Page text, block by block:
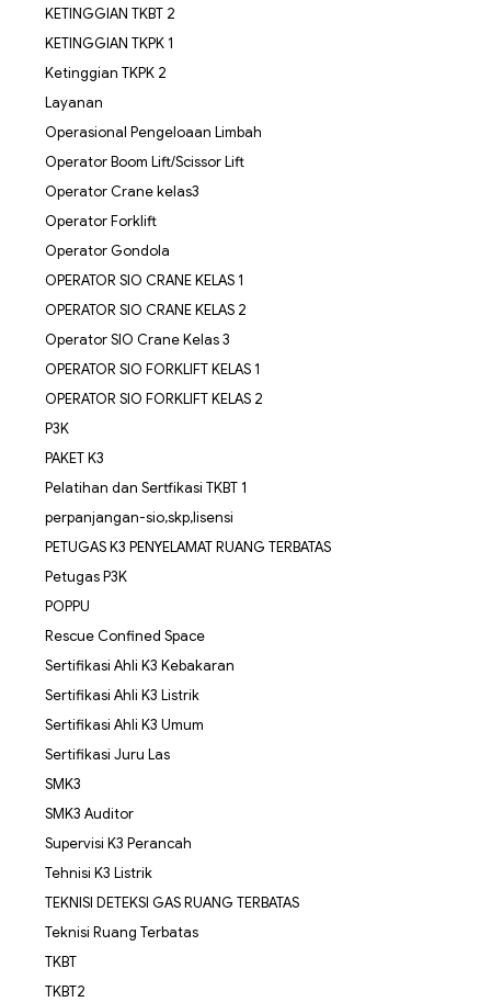
KETINGGIAN TKBT 2
KETINGGIAN TKPK 1
Ketinggian TKPK 2
Layanan
Operasional Pengeloaan Limbah
Operator Boom Lift/Scissor Lift
Operator Crane kelas3
Operator Forklift
Operator Gondola
OPERATOR SIO CRANE KELAS 1
OPERATOR SIO CRANE KELAS 2
Operator SIO Crane Kelas 3
OPERATOR SIO FORKLIFT KELAS 1
OPERATOR SIO FORKLIFT KELAS 2
P3K
PAKET K3
Pelatihan dan Sertfikasi TKBT 1
perpanjangan-sio,skp,lisensi
PETUGAS K3 PENYELAMAT RUANG TERBATAS
Petugas P3K
POPPU
Rescue Confined Space
Sertifikasi Ahli K3 Kebakaran
Sertifikasi Ahli K3 Listrik
Sertifikasi Ahli K3 Umum
Sertifikasi Juru Las
SMK3
SMK3 Auditor
Supervisi K3 Perancah
Tehnisi K3 Listrik
TEKNISI DETEKSI GAS RUANG TERBATAS
Teknisi Ruang Terbatas
TKBT
TKBT2